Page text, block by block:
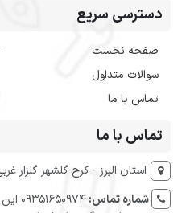
دسترسی سریع
صفحه نخست
سوالات متداول
تماس با ما
تماس با ما
استان البرز - کرج گلشهر گلزار
شماره تماس: